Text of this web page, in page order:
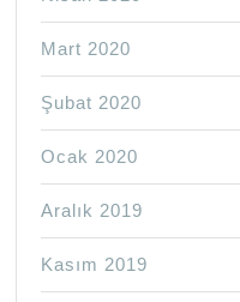
Mart 2020
Şubat 2020
Ocak 2020
Aralık 2019
Kasım 2019